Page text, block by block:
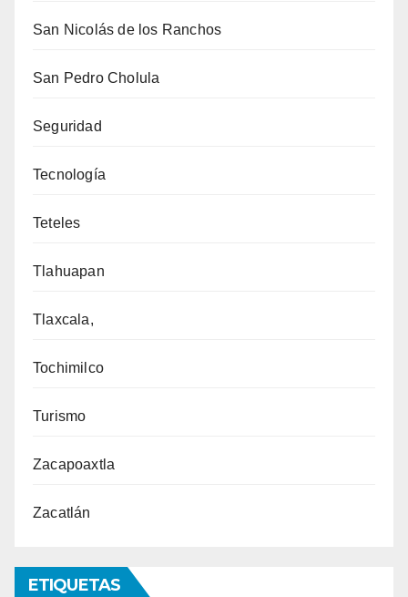
San Nicolás de los Ranchos
San Pedro Cholula
Seguridad
Tecnología
Teteles
Tlahuapan
Tlaxcala,
Tochimilco
Turismo
Zacapoaxtla
Zacatlán
ETIQUETAS